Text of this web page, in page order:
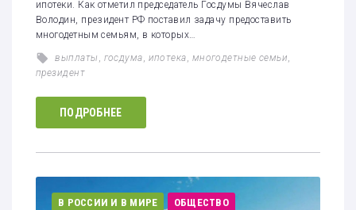
ипотеки. Как отметил председатель Госдумы Вячеслав
Володин, президент РФ поставил задачу предоставить
многодетным семьям, в которых…
выплаты , госдума, ипотека, многодетные семьи,
президент
ПОДРОБНЕЕ
В РОССИИ И В МИРЕ ОБЩЕСТВО